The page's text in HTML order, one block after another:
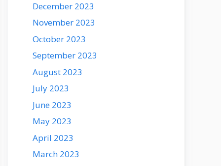
December 2023
November 2023
October 2023
September 2023
August 2023
July 2023
June 2023
May 2023
April 2023
March 2023